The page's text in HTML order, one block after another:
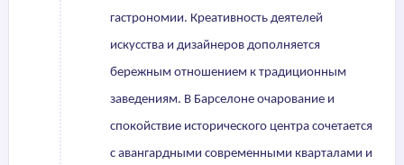
гастрономии. Креативность деятелей
искусства и дизайнеров дополняется
бережным отношением к традиционным
заведениям. В Барселоне очарование и
спокойствие исторического центра сочетается
с авангардными современными кварталами и